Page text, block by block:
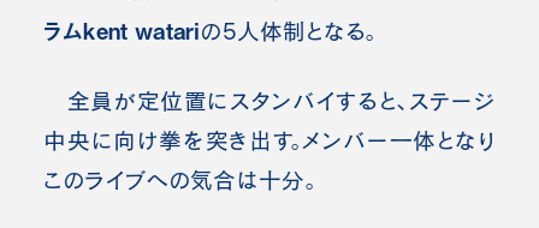
ラムkent watariの5人体制となる。
全員が定位置にスタンバイすると、ステージ
中央に向け拳を突き出す。メンバー一体となり
このライブへの気合は十分。